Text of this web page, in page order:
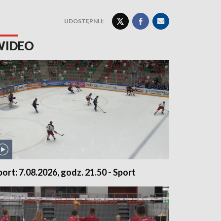
UDOSTĘPNIJ:
7.08.2026, godz. 21.50 - Sport